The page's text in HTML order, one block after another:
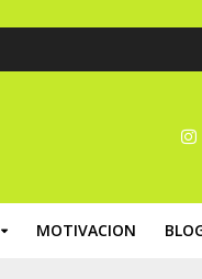
MOTIVACION